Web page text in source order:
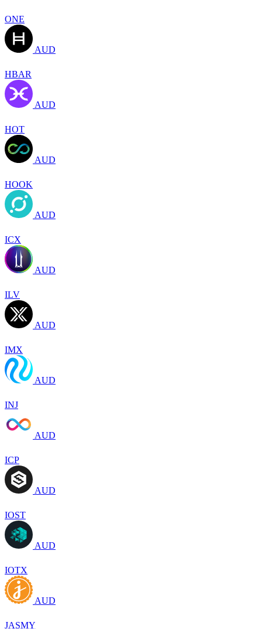
ONE
AUD
HBAR
AUD
HOT
AUD
HOOK
AUD
ICX
AUD
ILV
AUD
IMX
AUD
INJ
AUD
ICP
AUD
IOST
AUD
IOTX
AUD
JASMY